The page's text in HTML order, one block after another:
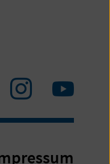
Instagram